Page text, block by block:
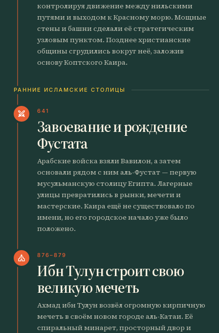
контролируя движение между нильскими
путями и выходом к Красному морю. Мощные
стены и башни сделали её стратегическим
узловым пунктом. Позднее христианские
общины сгрудились вокруг неё, заложив
основу Коптского Каира.
РАННИЕ ИСЛАМСКИЕ СТОЛИЦЫ
swords 641
Завоевание и рождение
Фустата
Арабские войска взяли Вавилон, а затем
основали рядом с ним аль-Фустат — первую
мусульманскую столицу Египта. Лагерные
улицы превратились в рынки, мечети и
мастерские. Каира ещё не существовало по
имени, но его городское начало уже было
положено.
church 876–879
Ибн Тулун строит свою
великую мечеть
Ахмад ибн Тулун возвёл огромную кирпичную
мечеть в своём новом городе аль-Катаи. Её
спиральный минарет, просторный двор и